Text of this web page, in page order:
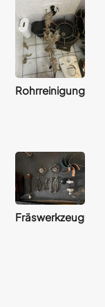
Rohrreinigung
Fräswerkzeug